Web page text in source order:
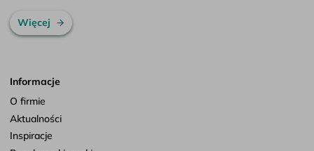
Więcej
Informacje
O firmie
Aktualności
Inspiracje